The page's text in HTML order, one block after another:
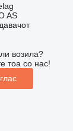
AS
возила?
тоа со нас!